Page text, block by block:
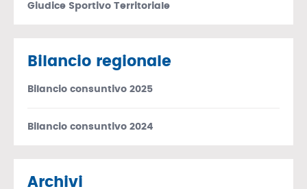
Giudice Sportivo Territoriale
Bilancio regionale
Bilancio consuntivo 2025
Bilancio consuntivo 2024
Archivi